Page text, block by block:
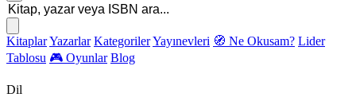
KitaplarYazarlar KategorilerYayınevleri 🧭 Ne Okusam? Lider
Tablosu 🎮 Oyunlar Blog
Dil